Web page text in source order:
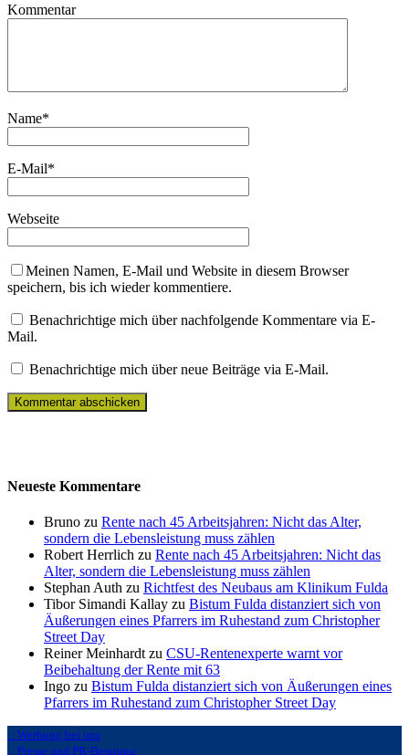
Kommentar
Name*
E-Mail*
Webseite
Meinen Namen, E-Mail und Website in diesem Browser
speichern, bis ich wieder kommentiere.
Benachrichtige mich über nachfolgende Kommentare via E-
Mail.
Benachrichtige mich über neue Beiträge via E-Mail.
Neueste Kommentare
Bruno zu Rente nach 45 Arbeitsjahren: Nicht das Alter,
sondern die Lebensleistung muss zählen
Robert Herrlich zu Rente nach 45 Arbeitsjahren: Nicht das
Alter, sondern die Lebensleistung muss zählen
Stephan Auth zu Richtfest des Neubaus am Klinikum Fulda
Tibor Simandi Kallay zu Bistum Fulda distanziert sich von
Äußerungen eines Pfarrers im Ruhestand zum Christopher
Street Day
Reiner Meinhardt zu CSU-Rentenexperte warnt vor
Beibehaltung der Rente mit 63
Ingo zu Bistum Fulda distanziert sich von Äußerungen eines
Pfarrers im Ruhestand zum Christopher Street Day
:: Werbung bei uns
:: Presse und PR-Beratung